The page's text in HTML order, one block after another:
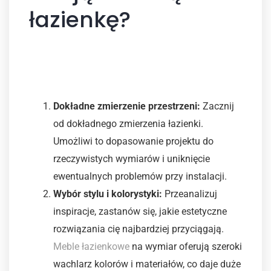
łazienkę?
Dokładne zmierzenie przestrzeni: Zacznij
od dokładnego zmierzenia łazienki.
Umożliwi to dopasowanie projektu do
rzeczywistych wymiarów i uniknięcie
ewentualnych problemów przy instalacji.
Wybór stylu i kolorystyki: Przeanalizuj
inspiracje, zastanów się, jakie estetyczne
rozwiązania cię najbardziej przyciągają.
Meble łazienkowe na wymiar oferują szeroki
wachlarz kolorów i materiałów, co daje duże